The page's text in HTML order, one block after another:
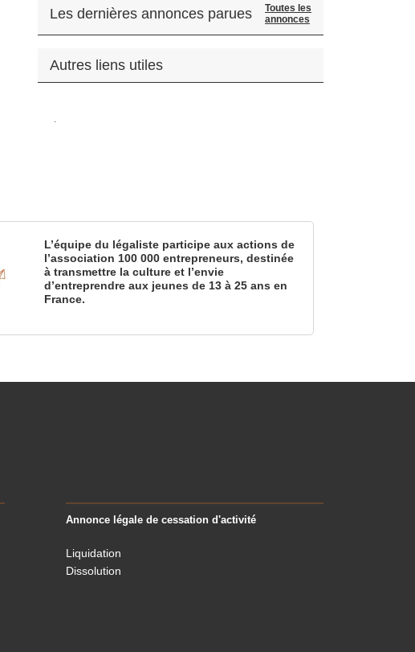
Les dernières annonces parues
Toutes les
annonces
Autres liens utiles
.
L’équipe du légaliste participe aux actions de
l’association 100 000 entrepreneurs, destinée
à transmettre la culture et l’envie
d’entreprendre aux jeunes de 13 à 25 ans en
France.
Annonce légale de cessation d'activité
Liquidation
Dissolution